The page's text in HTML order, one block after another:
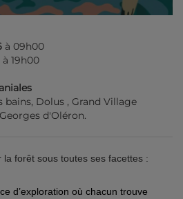
à 09h00
à 19h00
bains, Dolus , Grand Village
d'Oléron.
forêt sous toutes ses facettes :
d’exploration où chacun trouve